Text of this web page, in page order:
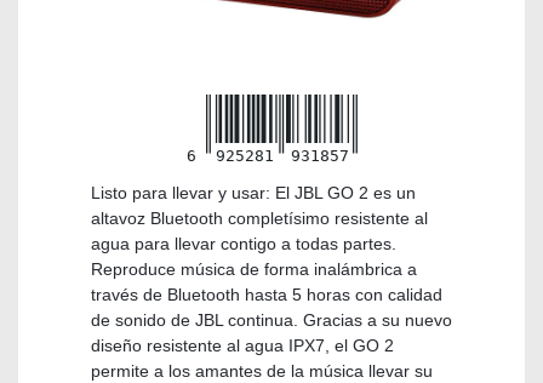
6 925281 931857
Listo para llevar y usar: El JBL GO 2 es un
altavoz Bluetooth completísimo resistente al
agua para llevar contigo a todas partes.
Reproduce música de forma inalámbrica a
través de Bluetooth hasta 5 horas con calidad
de sonido de JBL continua. Gracias a su nuevo
diseño resistente al agua IPX7, el GO 2
permite a los amantes de la música llevar su